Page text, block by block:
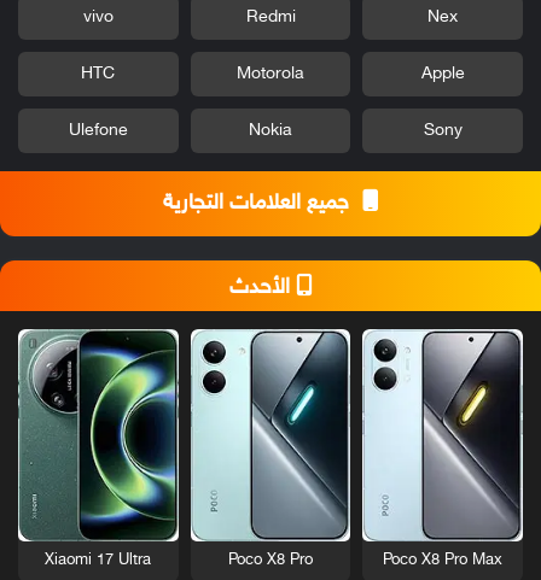
Nex
Redmi
vivo
Apple
Motorola
HTC
Sony
Nokia
Ulefone
جميع العلامات التجارية
الأحدث
Poco X8 Pro Max
Poco X8 Pro
Xiaomi 17 Ultra